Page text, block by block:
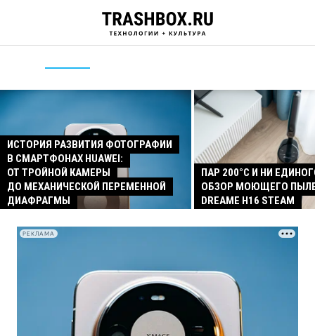
ИСТОРИЯ РАЗВИТИЯ ФОТОГРАФИИ
В СМАРТФОНАХ HUAWEI:
ОТ ТРОЙНОЙ КАМЕРЫ
ДО МЕХАНИЧЕСКОЙ ПЕРЕМЕННОЙ
ДИАФРАГМЫ
ПАР 200°C И НИ
ОБЗОР МОЮЩЕГО
DREAME H16 STEAM
РЕКЛАМА